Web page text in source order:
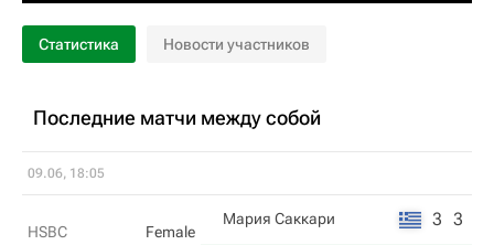
Статистика Новости участников
Последние матчи между собой
09.06, 18:05
HSBC
Female
Мария Саккари 3 3